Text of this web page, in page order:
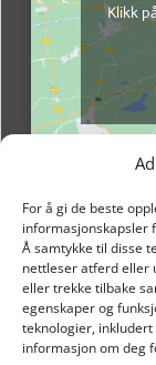
For å gi de beste
informasjonskapsler
Å samtykke til disse
nettleser atferd eller
eller trekke tilbake
egenskaper og
teknologier,
informasjon om deg
Klikk